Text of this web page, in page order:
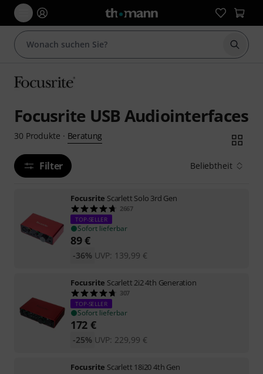
Suche
Focusrite USB Audiointerfaces
30 Produkte · Beratung
Filter Beliebtheit
Focusrite Scarlett Solo 3rd Gen
2667
TOP-SELLER
Sofort lieferbar
89€
UVP: 139,99 €
-36%
Focusrite Scarlett 2i2 4th Generation
307
TOP-SELLER
Sofort lieferbar
172 €
UVP: 229,99 €
-25%
Focusrite Scarlett 18i20 4th Gen